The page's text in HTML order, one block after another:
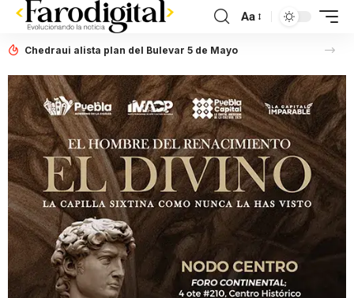
Aa
Chedraui alista plan del Bulevar 5 de Mayo